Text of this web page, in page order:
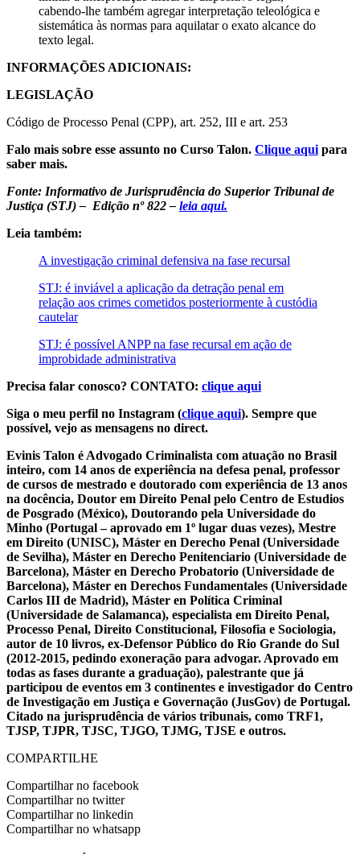
cabendo-lhe também agregar interpretação teleológica e
sistemática às normas para aquilatar o exato alcance do
texto legal.
INFORMAÇÕES ADICIONAIS:
LEGISLAÇÃO
Código de Processo Penal (CPP), art. 252, III e art. 253
Falo mais sobre esse assunto no Curso Talon. Clique aqui para
saber mais.
Fonte: Informativo de Jurisprudência do Superior Tribunal de
Justiça (STJ) – Edição nº 822 – leia aqui.
Leia também:
A investigação criminal defensiva na fase recursal
STJ: é inviável a aplicação da detração penal em
relação aos crimes cometidos posteriormente à custódia
cautelar
STJ: é possível ANPP na fase recursal em ação de
improbidade administrativa
Precisa falar conosco? CONTATO: clique aqui
Siga o meu perfil no Instagram (clique aqui). Sempre que
possível, vejo as mensagens no direct.
Evinis Talon é Advogado Criminalista com atuação no Brasil
inteiro, com 14 anos de experiência na defesa penal, professor
de cursos de mestrado e doutorado com experiência de 13 anos
na docência, Doutor em Direito Penal pelo Centro de Estudios
de Posgrado (México), Doutorando pela Universidade do
Minho (Portugal – aprovado em 1º lugar duas vezes), Mestre
em Direito (UNISC), Máster en Derecho Penal (Universidade
de Sevilha), Máster en Derecho Penitenciario (Universidade de
Barcelona), Máster en Derecho Probatorio (Universidade de
Barcelona), Máster en Derechos Fundamentales (Universidade
Carlos III de Madrid), Máster en Política Criminal
(Universidade de Salamanca), especialista em Direito Penal,
Processo Penal, Direito Constitucional, Filosofia e Sociologia,
autor de 10 livros, ex-Defensor Público do Rio Grande do Sul
(2012-2015, pedindo exoneração para advogar. Aprovado em
todas as fases durante a graduação), palestrante que já
participou de eventos em 3 continentes e investigador do Centro
de Investigação em Justiça e Governação (JusGov) de Portugal.
Citado na jurisprudência de vários tribunais, como TRF1,
TJSP, TJPR, TJSC, TJGO, TJMG, TJSE e outros.
COMPARTILHE
Compartilhar no facebook
Compartilhar no twitter
Compartilhar no linkedin
Compartilhar no whatsapp